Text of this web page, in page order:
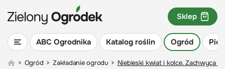
ABC Ogrodnika Katalog roślin Ogród
Sklep
> Ogród > Zakładanie ogrodu > Niebieski kwiat i kolce. Zachwyca